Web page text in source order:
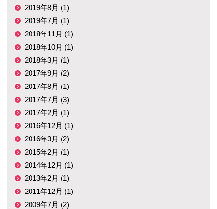
2019年8月 (1)
2019年7月 (1)
2018年11月 (1)
2018年10月 (1)
2018年3月 (1)
2017年9月 (2)
2017年8月 (1)
2017年7月 (3)
2017年2月 (1)
2016年12月 (1)
2016年3月 (2)
2015年2月 (1)
2014年12月 (1)
2013年2月 (1)
2011年12月 (1)
2009年7月 (2)